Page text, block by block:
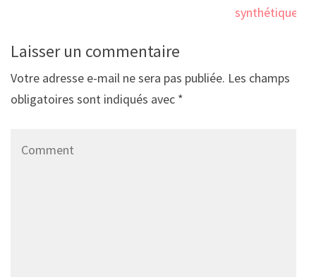
synthétique ?
Laisser un commentaire
Votre adresse e-mail ne sera pas publiée. Les champs
obligatoires sont indiqués avec *